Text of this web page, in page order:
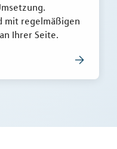
mit regelmäßigen
Ihrer Seite.